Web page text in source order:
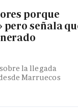
porque
pero señala
la llegada
Marruecos